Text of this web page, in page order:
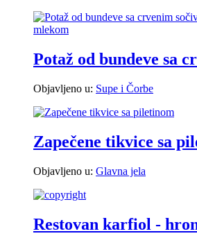
Potaž od bundeve sa
Objavljeno u: Supe i Čorbe
Zapečene tikvice sa
Objavljeno u: Glavna jela
Restovan karfiol -